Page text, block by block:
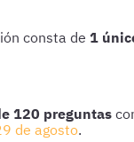
consta de 1
120 preguntas
de agosto.